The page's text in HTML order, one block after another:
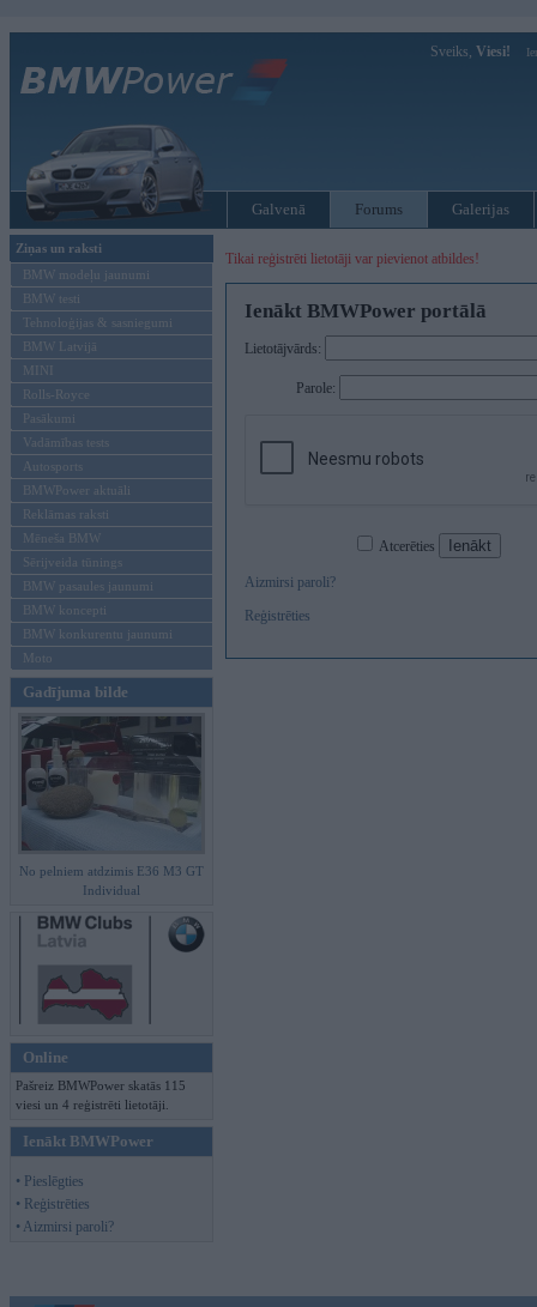
Sveiks, Viesi!
Galvenā Forums Galerijas
Ziņas un raksti
BMW modeļu jaunumi
BMW testi
Tehnoloģijas & sasniegumi
BMW Latvijā
MINI
Rolls-Royce
Pasākumi
Vadāmības tests
Autosports
BMWPower aktuāli
Reklāmas raksti
Mēneša BMW
Sērijveida tūnings
BMW pasaules jaunumi
BMW koncepti
BMW konkurentu jaunumi
Moto
Gadījuma bilde
No pelniem atdzimis E36 M3 GT
Individual
Online
Pašreiz BMWPower skatās 115
viesi un 4 reģistrēti lietotāji.
Ienākt BMWPower
• Pieslēgties
• Reģistrēties
• Aizmirsi paroli?
Tikai reģistrēti lietotāji var pievienot atbildes!
Ienākt BMWPower portālā
Lietotājvārds:
Parole:
Atcerēties
Aizmirsi paroli?
Reģistrēties